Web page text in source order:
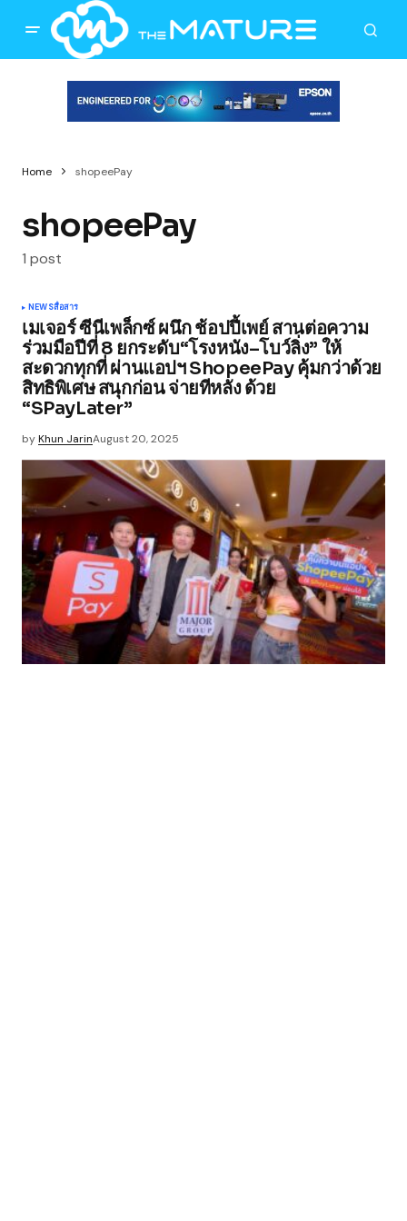
Home shopeePay
shopeePay
1 post
NEWSสื่อสาร
เมเจอร์ ซีนีเพล็กซ์ ผนึก ช้อปปี้เพย์ สานต่อความ
ร่วมมือปีที่ 8 ยกระดับ“โรงหนัง–โบว์ลิ่ง” ให้
สะดวกทุกที่ ผ่านแอปฯ ShopeePay คุ้มกว่าด้วย
สิทธิพิเศษ สนุกก่อน จ่ายทีหลัง ด้วย
“SPayLater”
byKhun JarinAugust 20, 2025